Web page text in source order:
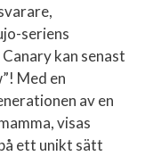
seriens
kan senast
Med en
av en
visas
ett unikt sätt